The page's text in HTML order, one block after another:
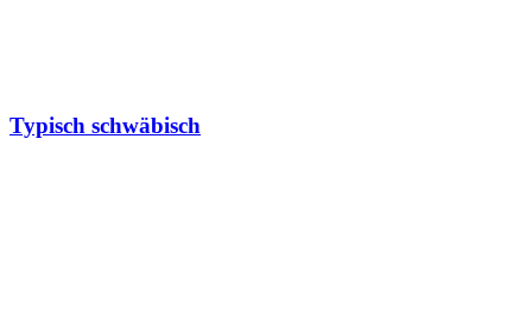
Typisch schwäbisch